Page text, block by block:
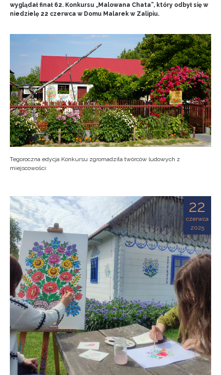
wyglądał finał 62. Konkursu „Malowana Chata”, który odbył się w
niedzielę 22 czerwca w Domu Malarek w Zalipiu.
Tegoroczna edycja Konkursu zgromadziła twórców ludowych z
miejscowości:
22
czerwca
2025